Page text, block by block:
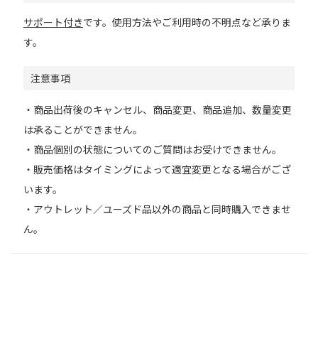
サポート付きです。使用方法やご利用時の不明点など承りま
す。
注意事項
・商品出荷後のキャンセル、商品変更、商品追加、数量変更
は承ることができません。
・商品個別の状態についてのご質問はお受けできません。
・販売価格はタイミングによって適宜変更となる場合がござ
います。
・アウトレット／ユーズド品以外の商品と同時購入できませ
ん。